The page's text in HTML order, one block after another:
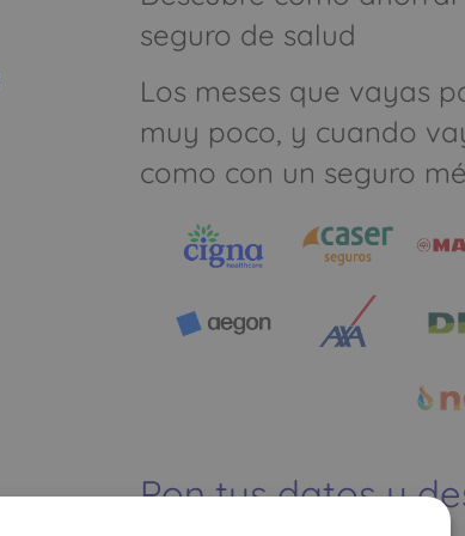
seguro de salud
Los meses que vayas
muy poco, y cuando
como con un seguro
Pon tus datos y